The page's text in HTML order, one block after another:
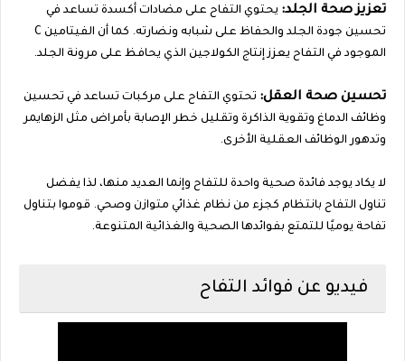
تعزيز صحة الجلد: يحتوي التفاح على مضادات أكسدة تساعد في
تحسين جودة الجلد والحفاظ على شبابه ونضارته. كما أن الفيتامين C
الموجود في التفاح يعزز إنتاج الكولاجين الذي يحافظ على مرونة الجلد.
تحسين صحة العقل: تحتوي التفاح على مركبات تساعد في تحسين
وظائف الدماغ وتقوية الذاكرة وتقليل خطر الإصابة بأمراض مثل الزهايمر
وتدهور الوظائف العقلية الأخرى.
لا يكاد يوجد فائدة صحية واحدة للتفاح وإنما العديد منها، لذا يفضل
تناول التفاح بانتظام كجزء من نظام غذائي متوازن وصحي. قوموا بتناول
تفاحة يوميًا للتمتع بفوائدها الصحية والغذائية المتنوعة.
فيديو عن فوائد التفاح